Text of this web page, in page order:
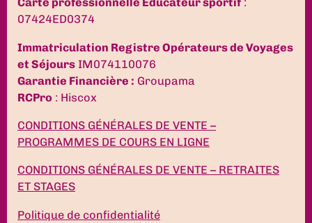
07424ED0374
Immatriculation Registre Opérateurs de Voyages
et Séjours IM074110076
Garantie Financière : Groupama
RCPro : Hiscox
CONDITIONS GÉNÉRALES DE VENTE –
PROGRAMMES DE COURS EN LIGNE
CONDITIONS GÉNÉRALES DE VENTE – RETRAITES
ET STAGES
Politique de confidentialité